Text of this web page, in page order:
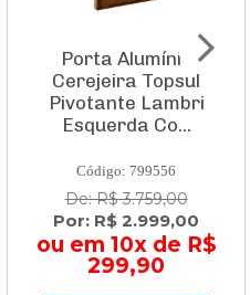
Porta Alumínio
Cerejeira Topsul
Pivotante Lambri
Esquerda Co...
Código: 799556
De: R$ 3.759,00
Por: R$ 2.999,00
ou em 10x de R$
299,90